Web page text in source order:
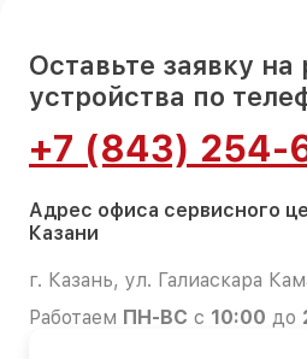
Оставьте заявку
устройства по
+7 (843) 254-
Адрес офиса сервисного
Казани
г. Казань, ул. Галиаскара
Работаем ПН-ВС с 10:00 до